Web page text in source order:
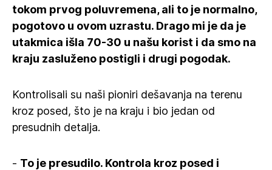
tokom prvog poluvremena, ali to je normalno,
pogotovo u ovom uzrastu. Drago mi je da je
utakmica išla 70-30 u našu korist i da smo na
kraju zasluženo postigli i drugi pogodak.
Kontrolisali su naši pioniri dešavanja na terenu
kroz posed, što je na kraju i bio jedan od
presudnih detalja.
- To je presudilo. Kontrola kroz posed i